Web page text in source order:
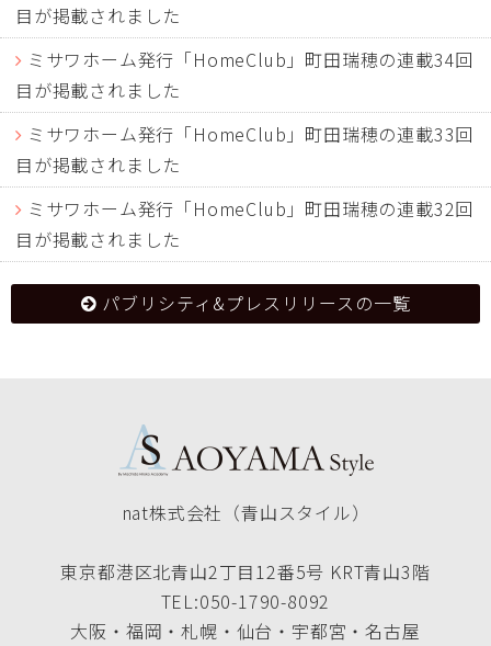
目が掲載されました
ミサワホーム発行「HomeClub」町田瑞穂の連載34回
目が掲載されました
ミサワホーム発行「HomeClub」町田瑞穂の連載33回
目が掲載されました
ミサワホーム発行「HomeClub」町田瑞穂の連載32回
目が掲載されました
パブリシティ&プレスリリースの一覧
nat株式会社（青山スタイル）
東京都港区北青山2丁目12番5号 KRT青山3階
TEL:050-1790-8092
大阪・福岡・札幌・仙台・宇都宮・名古屋